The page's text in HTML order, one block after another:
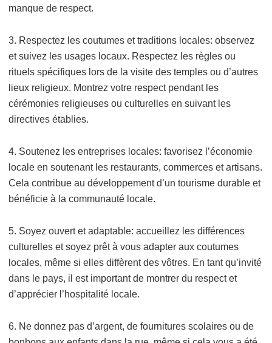
manque de respect.
3. Respectez les coutumes et traditions locales: observez
et suivez les usages locaux. Respectez les règles ou
rituels spécifiques lors de la visite des temples ou d’autres
lieux religieux. Montrez votre respect pendant les
cérémonies religieuses ou culturelles en suivant les
directives établies.
4. Soutenez les entreprises locales: favorisez l’économie
locale en soutenant les restaurants, commerces et artisans.
Cela contribue au développement d’un tourisme durable et
bénéficie à la communauté locale.
5. Soyez ouvert et adaptable: accueillez les différences
culturelles et soyez prêt à vous adapter aux coutumes
locales, même si elles diffèrent des vôtres. En tant qu’invité
dans le pays, il est important de montrer du respect et
d’apprécier l’hospitalité locale.
6. Ne donnez pas d’argent, de fournitures scolaires ou de